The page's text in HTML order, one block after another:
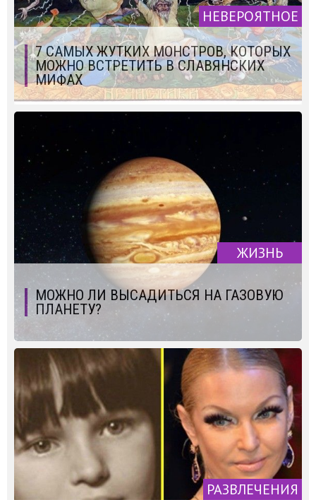
НЕВЕРОЯТНОЕ
7 САМЫХ ЖУТКИХ МОНСТРОВ, КОТОРЫХ
МОЖНО ВСТРЕТИТЬ В СЛАВЯНСКИХ
МИФАХ
ЖИЗНЬ
МОЖНО ЛИ ВЫСАДИТЬСЯ НА ГАЗОВУЮ
ПЛАНЕТУ?
РАЗВЛЕЧЕНИЯ